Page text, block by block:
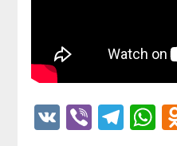
VKViber